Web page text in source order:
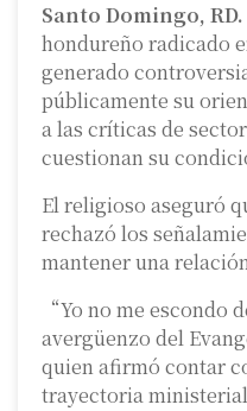
Santo Domingo, RD.
hondureño radicado
generado
públicamente su
a las críticas de
cuestionan su
El religioso aseguró
rechazó los
mantener una
“Yo no me escondo
avergüenzo del
quien afirmó contar
trayectoria